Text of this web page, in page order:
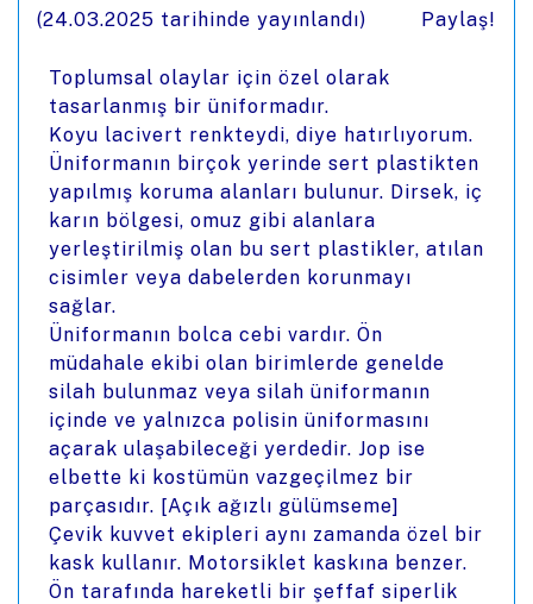
(24.03.2025 tarihinde yayınlandı) Paylaş!
Toplumsal olaylar için özel olarak
tasarlanmış bir üniformadır.
Koyu lacivert renkteydi, diye hatırlıyorum.
Üniformanın birçok yerinde sert plastikten
yapılmış koruma alanları bulunur. Dirsek, iç
karın bölgesi, omuz gibi alanlara
yerleştirilmiş olan bu sert plastikler, atılan
cisimler veya dabelerden korunmayı
sağlar.
Üniformanın bolca cebi vardır. Ön
müdahale ekibi olan birimlerde genelde
silah bulunmaz veya silah üniformanın
içinde ve yalnızca polisin üniformasını
açarak ulaşabileceği yerdedir. Jop ise
elbette ki kostümün vazgeçilmez bir
parçasıdır. [Açık ağızlı gülümseme]
Çevik kuvvet ekipleri aynı zamanda özel bir
kask kullanır. Motorsiklet kaskına benzer.
Ön tarafında hareketli bir şeffaf siperlik